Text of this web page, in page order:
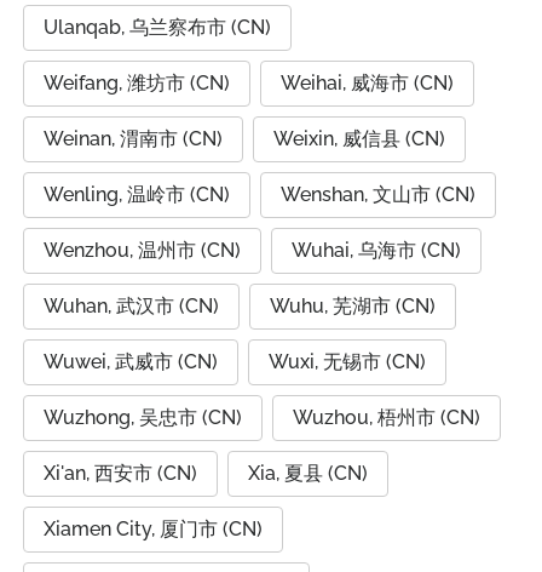
Ulanqab, 乌兰察布市 (CN)
Weifang, 潍坊市 (CN) Weihai, 威海市 (CN)
Weinan, 渭南市 (CN) Weixin, 威信县 (CN)
Wenling, 温岭市 (CN) Wenshan, 文山市 (CN)
Wenzhou, 温州市 (CN) Wuhai, 乌海市 (CN)
Wuhan, 武汉市 (CN) Wuhu, 芜湖市 (CN)
Wuwei, 武威市 (CN) Wuxi, 无锡市 (CN)
Wuzhong, 吴忠市 (CN) Wuzhou, 梧州市 (CN)
Xi'an, 西安市 (CN) Xia, 夏县 (CN)
Xiamen City, 厦门市 (CN)